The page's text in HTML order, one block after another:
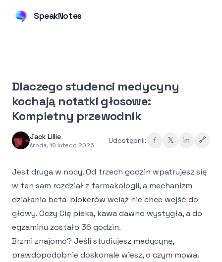
SpeakNotes
Dlaczego studenci medycyny
kochają notatki głosowe:
Kompletny przewodnik
Jack Lillie
środa, 18 lutego 2026
Udostępnij: f 𝕏 in 🔗
Jest druga w nocy. Od trzech godzin wpatrujesz się
w ten sam rozdział z farmakologii, a mechanizm
działania beta-blokerów wciąż nie chce wejść do
głowy. Oczy Cię pieką, kawa dawno wystygła, a do
egzaminu zostało 36 godzin.
Brzmi znajomo? Jeśli studiujesz medycynę,
prawdopodobnie doskonale wiesz, o czym mowa.